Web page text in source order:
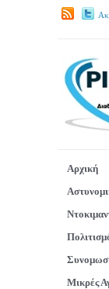
Αρχική
Μικρές